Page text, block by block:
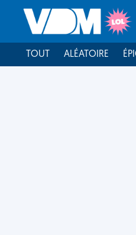
TOUT ALÉATOIRE